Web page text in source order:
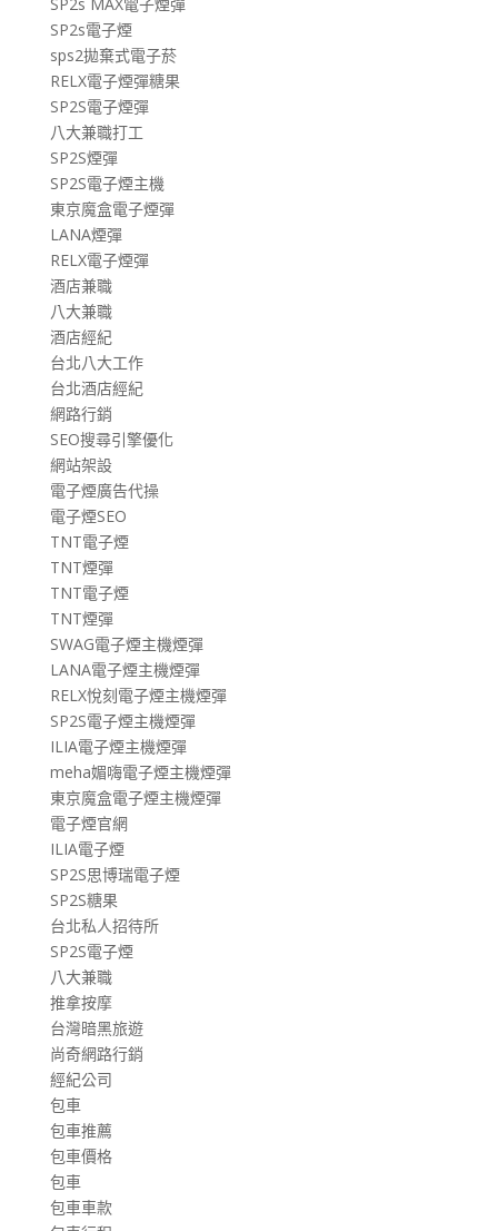
SP2s MAX電子煙彈
SP2s電子煙
sps2拋棄式電子菸
RELX電子煙彈糖果
SP2S電子煙彈
八大兼職打工
SP2S煙彈
SP2S電子煙主機
東京魔盒電子煙彈
LANA煙彈
RELX電子煙彈
酒店兼職
八大兼職
酒店經紀
台北八大工作
台北酒店經紀
網路行銷
SEO搜尋引擎優化
網站架設
電子煙廣告代操
電子煙SEO
TNT電子煙
TNT煙彈
TNT電子煙
TNT煙彈
SWAG電子煙主機煙彈
LANA電子煙主機煙彈
RELX悅刻電子煙主機煙彈
SP2S電子煙主機煙彈
ILIA電子煙主機煙彈
meha媚嗨電子煙主機煙彈
東京魔盒電子煙主機煙彈
電子煙官網
ILIA電子煙
SP2S思博瑞電子煙
SP2S糖果
台北私人招待所
SP2S電子煙
八大兼職
推拿按摩
台灣暗黑旅遊
尚奇網路行銷
經紀公司
包車
包車推薦
包車價格
包車
包車車款